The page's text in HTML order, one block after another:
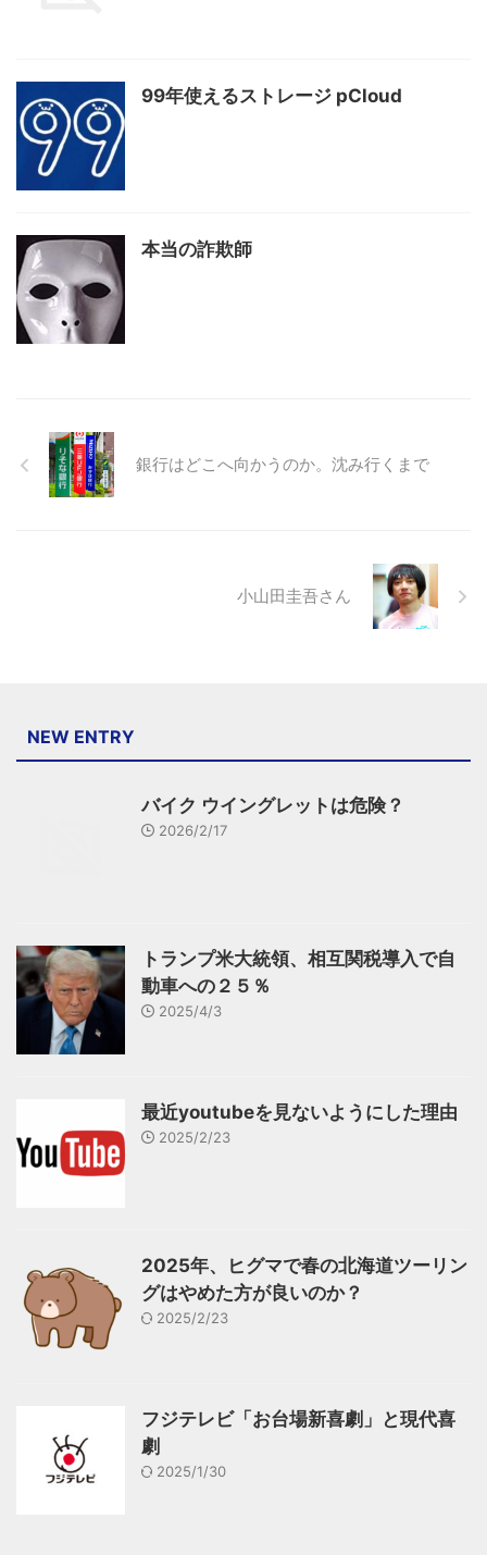
99年使えるストレージ pCloud
本当の詐欺師
銀行はどこへ向かうのか。沈み行くまで
小山田圭吾さん
NEW ENTRY
バイク ウイングレットは危険？
2026/2/17
トランプ米大統領、相互関税導入で自
動車への２５％
2025/4/3
最近youtubeを見ないようにした理由
2025/2/23
2025年、ヒグマで春の北海道ツーリン
グはやめた方が良いのか？
2025/2/23
フジテレビ「お台場新喜劇」と現代喜
劇
2025/1/30